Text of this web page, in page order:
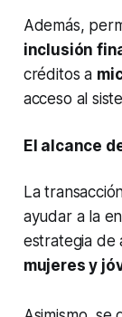
Además,
inclusión
créditos a
acceso al
El alcance
La
ayudar a la
estrategia de
mujeres y